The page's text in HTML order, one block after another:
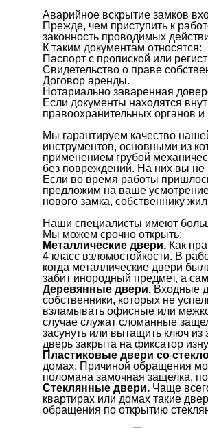
Аварийное вскрытие замков
Прежде, чем приступить к
законность проводимых
К таким документам относятся:
Паспорт с пропиской или
Свидетельство о праве
Договор аренды.
Нотариально заваренная
Если документы находятся
правоохранительных органов и
Мы гарантируем качество
инструментов, основными из
применением грубой
без повреждений. На них вы не
Если во время работы
предложим на ваше
нового замка, собственнику
Наши специалисты имеют
Мы можем срочно открыть:
Металлические двери. Как
4 класс взломостойкости. В
когда металлические двери
забит инородный предмет, а
Деревянные двери. Входные
собственники, которых не
взламывать офисные или
случае служат сломанные
засунуть или вытащить ключ
дверь закрыта на фиксатор
Пластиковые двери со
домах. Причиной обращения
поломана замочная защелка,
Стеклянные двери. Чаще
квартирах или домах такие
обращения по открытию